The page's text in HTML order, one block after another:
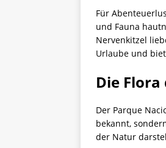
Für
und Fauna
Nervenkitzel
Urlaube und
Die
Der Parque
bekannt,
der Natur